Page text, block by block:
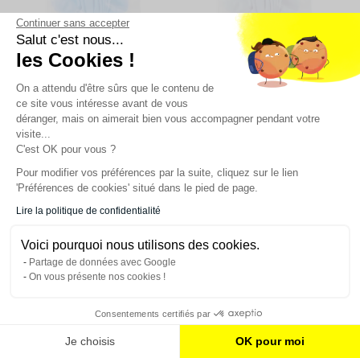
Continuer sans accepter
Salut c'est nous...
les Cookies !
On a attendu d'être sûrs que le contenu de
ce site vous intéresse avant de vous
déranger, mais on aimerait bien vous accompagner pendant votre
visite...
C'est OK pour vous ?
Pour modifier vos préférences par la suite, cliquez sur le lien
'Préférences de cookies' situé dans le pied de page.
Lire la politique de confidentialité
Voici pourquoi nous utilisons des cookies.
Partage de données avec Google
On vous présente nos cookies !
Consentements certifiés par
Je choisis OK pour moi
10 ballons de baudruche Bleu
Medium, 30 cm,
biodégradable
1,38 €
COMMANDEZ
10 ballons de baudruche Bleu
clair, 30 cm, biodégradable
Médium, TOP PRIX - 23 cm -
Clair, TOP PRIX - 23 cm - 100%
éco responsable